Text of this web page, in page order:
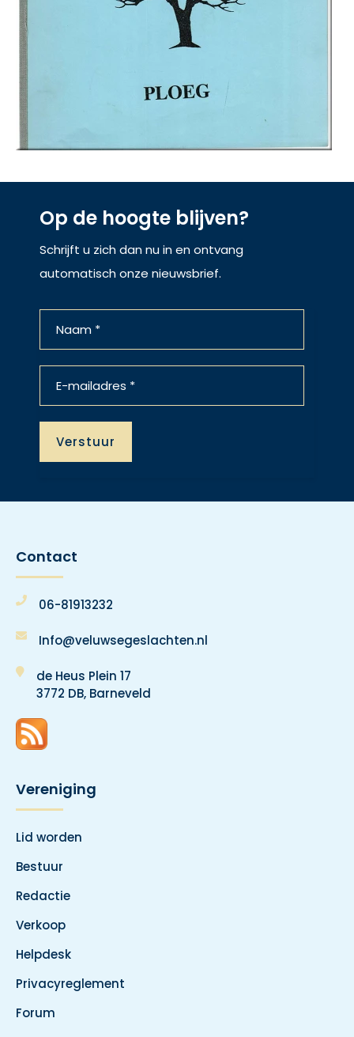
Op de hoogte blijven?
Schrijft u zich dan nu in en ontvang
automatisch onze nieuwsbrief.
Contact
06-81913232
Info@veluwsegeslachten.nl
de Heus Plein 17
3772 DB, Barneveld
Vereniging
Lid worden
Bestuur
Redactie
Verkoop
Helpdesk
Privacyreglement
Forum